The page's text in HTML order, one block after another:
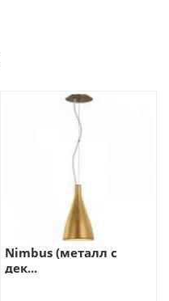
Nimbus (металл с
дек...